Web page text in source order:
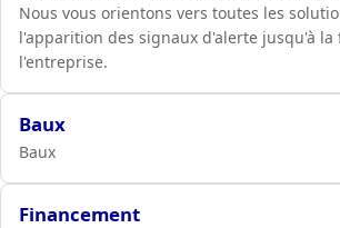
Nous vous orientons vers toutes les
l'apparition des signaux d'alerte jusqu'à
l'entreprise.
Baux
Baux
Financement